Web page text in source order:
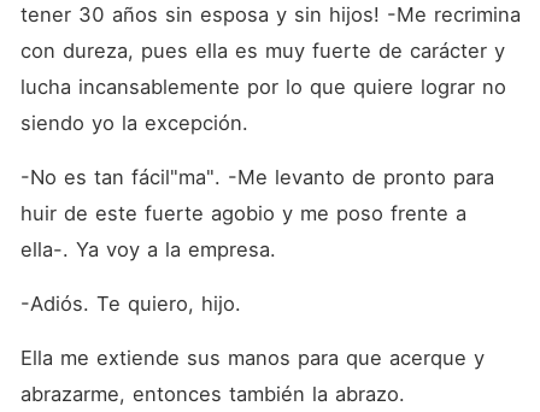
tener 30 años sin esposa y sin hijos! -Me recrimina
con dureza, pues ella es muy fuerte de carácter y
lucha incansablemente por lo que quiere lograr no
siendo yo la excepción.
-No es tan fácil"ma". -Me levanto de pronto para
huir de este fuerte agobio y me poso frente a
ella-. Ya voy a la empresa.
-Adiós. Te quiero, hijo.
Ella me extiende sus manos para que acerque y
abrazarme, entonces también la abrazo.